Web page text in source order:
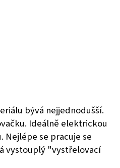
bývá nejjednodušší.
Ideálně elektrickou
se pracuje se
vystouplý "vystřelovací